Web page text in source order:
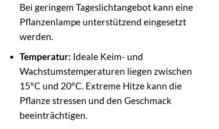
Bei geringem Tageslichtangebot kann eine
Pflanzenlampe unterstützend eingesetzt
werden.
Temperatur: Ideale Keim- und
Wachstumstemperaturen liegen zwischen
15°C und 20°C. Extreme Hitze kann die
Pflanze stressen und den Geschmack
beeinträchtigen.